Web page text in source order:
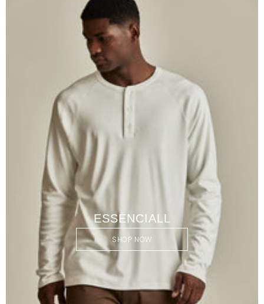
ESSENCIALL
SHOP NOW